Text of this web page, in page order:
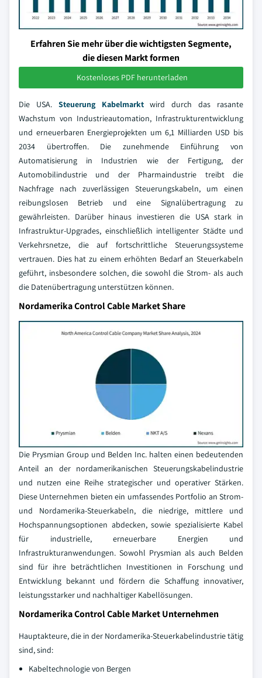
Erfahren Sie mehr über die wichtigsten Segmente,
die diesen Markt formen
Kostenloses PDF herunterladen
Die USA. Steuerung Kabelmarktwird durch das rasante
Wachstum von Industrieautomation, Infrastrukturentwicklung
und erneuerbaren Energieprojekten um 6,1 Milliarden USD bis
2034 übertroffen. Die zunehmende Einführung von
Automatisierung in Industrien wie der Fertigung, der
Automobilindustrie und der Pharmaindustrie treibt die
Nachfrage nach zuverlässigen Steuerungskabeln, um einen
reibungslosen Betrieb und eine Signalübertragung zu
gewährleisten. Darüber hinaus investieren die USA stark in
Infrastruktur-Upgrades, einschließlich intelligenter Städte und
Verkehrsnetze, die auf fortschrittliche Steuerungssysteme
vertrauen. Dies hat zu einem erhöhten Bedarf an Steuerkabeln
geführt, insbesondere solchen, die sowohl die Strom- als auch
die Datenübertragung unterstützen können.
Nordamerika Control Cable Market Share
Die Prysmian Group und Belden Inc. halten einen bedeutenden
Anteil an der nordamerikanischen Steuerungskabelindustrie
und nutzen eine Reihe strategischer und operativer Stärken.
Diese Unternehmen bieten ein umfassendes Portfolio an Strom-
und Nordamerika-Steuerkabeln, die niedrige, mittlere und
Hochspannungsoptionen abdecken, sowie spezialisierte Kabel
für industrielle, erneuerbare Energien und
Infrastrukturanwendungen. Sowohl Prysmian als auch Belden
sind für ihre beträchtlichen Investitionen in Forschung und
Entwicklung bekannt und fördern die Schaffung innovativer,
leistungsstarker und nachhaltiger Kabellösungen.
Nordamerika Control Cable Market Unternehmen
Hauptakteure, die in der Nordamerika-Steuerkabelindustrie tätig
sind, sind:
Kabeltechnologie von Bergen